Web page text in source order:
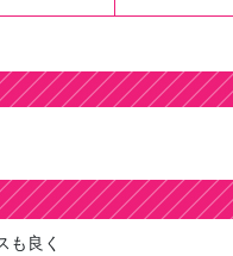
も良く